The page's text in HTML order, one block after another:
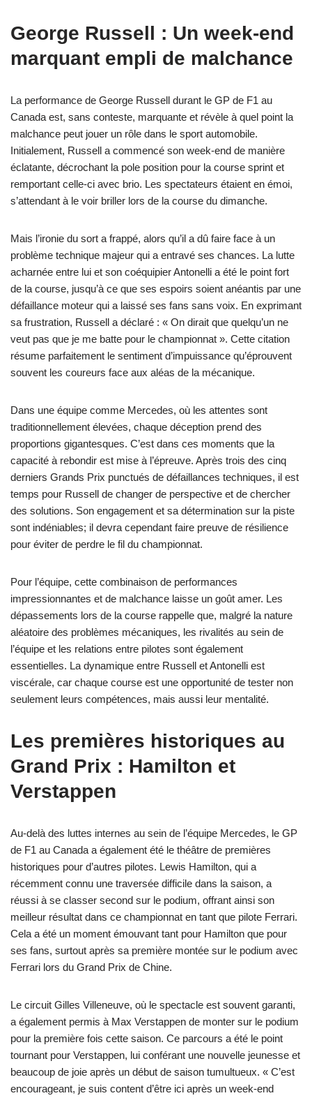
George Russell : Un week-end
marquant empli de malchance
La performance de George Russell durant le GP de F1 au
Canada est, sans conteste, marquante et révèle à quel point la
malchance peut jouer un rôle dans le sport automobile.
Initialement, Russell a commencé son week-end de manière
éclatante, décrochant la pole position pour la course sprint et
remportant celle-ci avec brio. Les spectateurs étaient en émoi,
s’attendant à le voir briller lors de la course du dimanche.
Mais l’ironie du sort a frappé, alors qu’il a dû faire face à un
problème technique majeur qui a entravé ses chances. La lutte
acharnée entre lui et son coéquipier Antonelli a été le point fort
de la course, jusqu’à ce que ses espoirs soient anéantis par une
défaillance moteur qui a laissé ses fans sans voix. En exprimant
sa frustration, Russell a déclaré : « On dirait que quelqu’un ne
veut pas que je me batte pour le championnat ». Cette citation
résume parfaitement le sentiment d’impuissance qu’éprouvent
souvent les coureurs face aux aléas de la mécanique.
Dans une équipe comme Mercedes, où les attentes sont
traditionnellement élevées, chaque déception prend des
proportions gigantesques. C’est dans ces moments que la
capacité à rebondir est mise à l’épreuve. Après trois des cinq
derniers Grands Prix punctués de défaillances techniques, il est
temps pour Russell de changer de perspective et de chercher
des solutions. Son engagement et sa détermination sur la piste
sont indéniables; il devra cependant faire preuve de résilience
pour éviter de perdre le fil du championnat.
Pour l’équipe, cette combinaison de performances
impressionnantes et de malchance laisse un goût amer. Les
dépassements lors de la course rappelle que, malgré la nature
aléatoire des problèmes mécaniques, les rivalités au sein de
l’équipe et les relations entre pilotes sont également
essentielles. La dynamique entre Russell et Antonelli est
viscérale, car chaque course est une opportunité de tester non
seulement leurs compétences, mais aussi leur mentalité.
Les premières historiques au
Grand Prix : Hamilton et
Verstappen
Au-delà des luttes internes au sein de l’équipe Mercedes, le GP
de F1 au Canada a également été le théâtre de premières
historiques pour d’autres pilotes. Lewis Hamilton, qui a
récemment connu une traversée difficile dans la saison, a
réussi à se classer second sur le podium, offrant ainsi son
meilleur résultat dans ce championnat en tant que pilote Ferrari.
Cela a été un moment émouvant tant pour Hamilton que pour
ses fans, surtout après sa première montée sur le podium avec
Ferrari lors du Grand Prix de Chine.
Le circuit Gilles Villeneuve, où le spectacle est souvent garanti,
a également permis à Max Verstappen de monter sur le podium
pour la première fois cette saison. Ce parcours a été le point
tournant pour Verstappen, lui conférant une nouvelle jeunesse et
beaucoup de joie après un début de saison tumultueux. « C’est
encourageant, je suis content d’être ici après un week-end